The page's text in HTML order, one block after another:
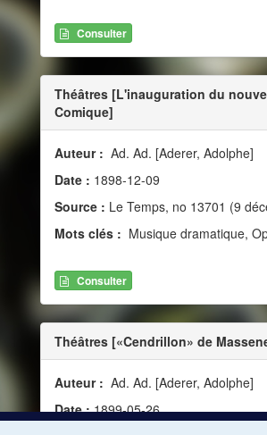
Consulter
Théâtres [L'inauguration du
Comique]
Auteur : Ad. Ad. [Aderer, Adolphe]
Date : 1898-12-09
Source : Le Temps, no 13701 (9
Mots clés : Musique dramatique,
Consulter
Théâtres [«Cendrillon» de
Auteur : Ad. Ad. [Aderer, Adolphe]
Date :1899-05-26